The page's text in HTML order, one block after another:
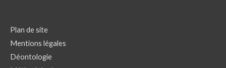
Plan de site
Mentions légales
Déontologie